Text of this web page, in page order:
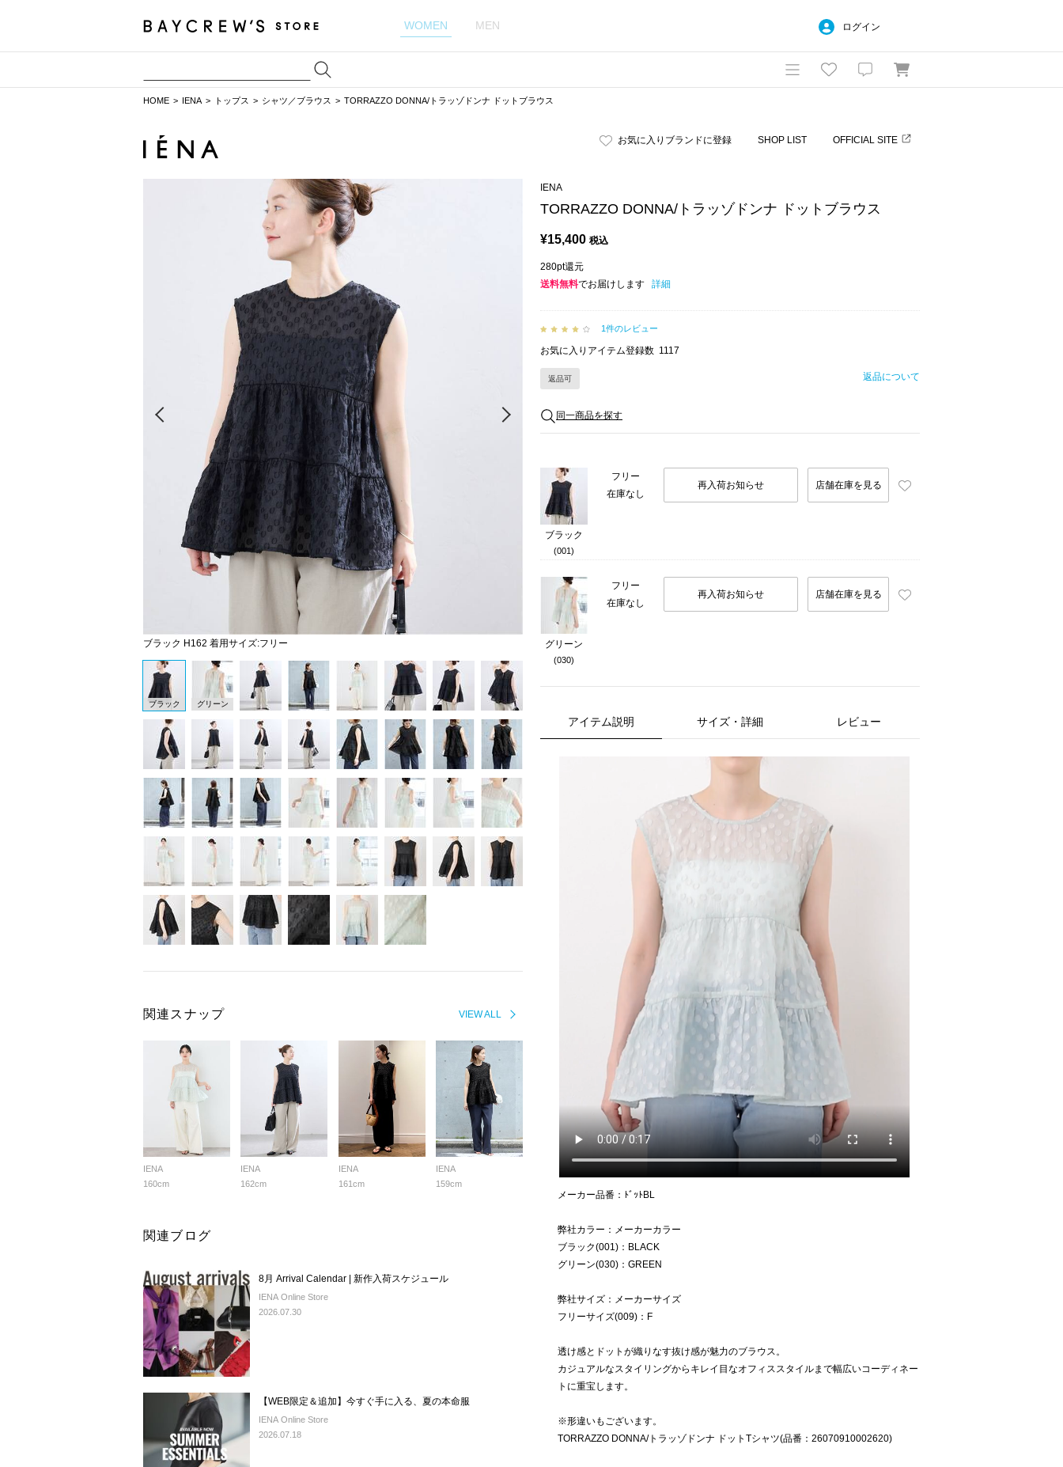
WOMEN MEN ログイン
HOME IENA トップス シャツ／ブラウス TORRAZZO DONNA/トラッゾドンナ ドットブラウス
お気に入りブランドに登録 SHOP LIST OFFICIAL SITE
ブラック H162 着用サイズ:フリー
ブラック グリーン
VIEW ALL
関連スナップ
IENA
160cm
IENA
162cm
IENA
161cm
IENA
159cm
関連ブログ
8月 Arrival Calendar | 新作入荷スケジュール
IENA Online Store
2026.07.30
【WEB限定＆追加】今すぐ手に入る、夏の本命服
IENA Online Store
2026.07.18
IENA
TORRAZZO DONNA/トラッゾドンナ ドットブラウス
¥15,400 税込
280pt還元
送料無料でお届けします 詳細
1件のレビュー
お気に入りアイテム登録数 1117
返品可 返品について
同一商品を探す
ブラック
(001)
フリー
在庫なし
再入荷お知らせ 店舗在庫を見る
グリーン
(030)
フリー
在庫なし
再入荷お知らせ 店舗在庫を見る
アイテム説明 サイズ・詳細 レビュー
メーカー品番：ﾄﾞｯﾄBL
弊社カラー：メーカーカラー
ブラック(001)：BLACK
グリーン(030)：GREEN
弊社サイズ：メーカーサイズ
フリーサイズ(009)：F
透け感とドットが織りなす抜け感が魅力のブラウス。
カジュアルなスタイリングからキレイ目なオフィススタイルまで幅広いコーディネー
トに重宝します。
※形違いもございます。
TORRAZZO DONNA/トラッゾドンナ ドットTシャツ(品番：26070910002620)